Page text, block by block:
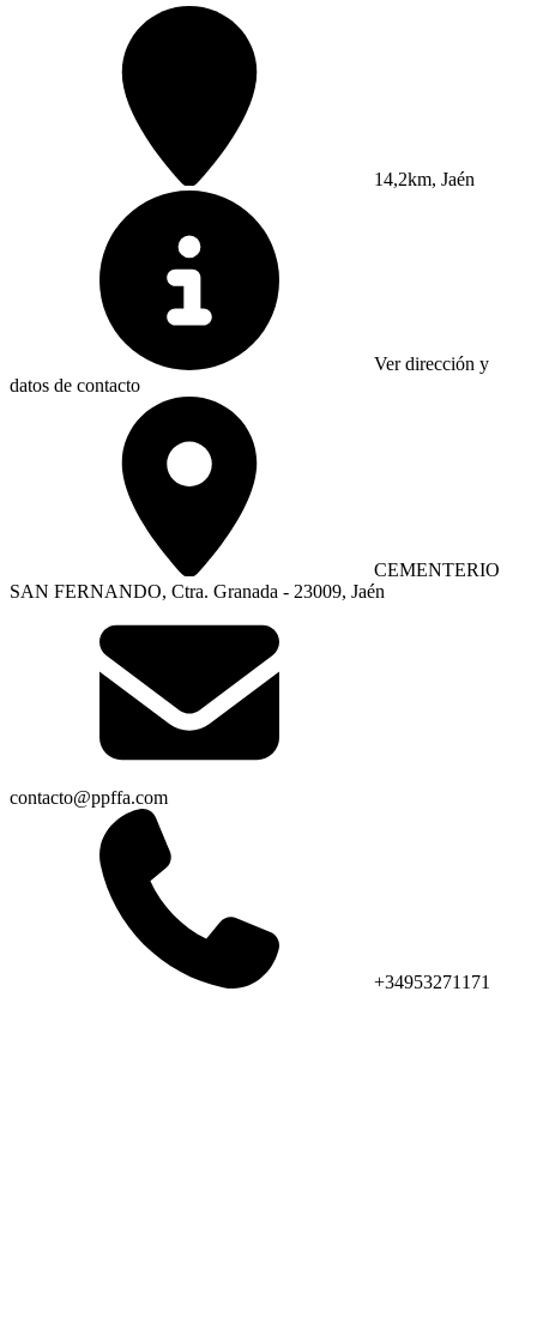
14,2km, Jaén
Ver dirección y
datos de contacto
CEMENTERIO
SAN FERNANDO, Ctra. Granada - 23009, Jaén
contacto@ppffa.com
+34953271171